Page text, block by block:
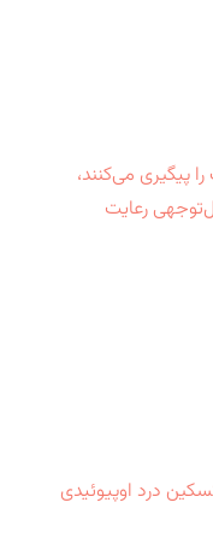
پیگیری می‌کنند،
رعایت
درد اوپیوئیدی